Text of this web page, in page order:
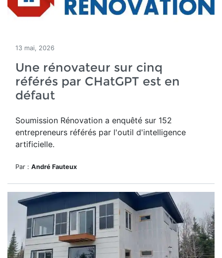
13 mai, 2026
Une rénovateur sur cinq
référés par CHatGPT est en
défaut
Soumission Rénovation a enquêté sur 152
entrepreneurs référés par l'outil d'intelligence
artificielle.
Par : André Fauteux